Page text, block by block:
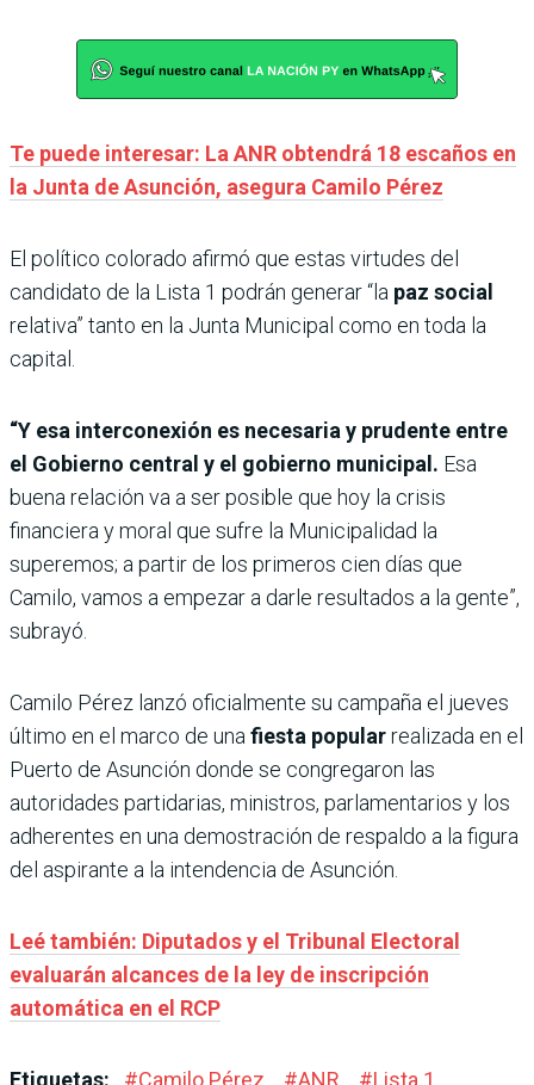
Te puede interesar: La ANR obtendrá 18 escaños en
la Junta de Asunción, asegura Camilo Pérez
El político colorado afirmó que estas virtudes del
candidato de la Lista 1 podrán generar “la paz social
relativa” tanto en la Junta Municipal como en toda la
capital.
“Y esa interconexión es necesaria y prudente entre
el Gobierno central y el gobierno municipal. Esa
buena relación va a ser posible que hoy la crisis
financiera y moral que sufre la Municipalidad la
superemos; a partir de los primeros cien días que
Camilo, vamos a empezar a darle resultados a la gente”,
subrayó.
Camilo Pérez lanzó oficialmente su campaña el jueves
último en el marco de una fiesta popularrealizada en el
Puerto de Asunción donde se congregaron las
autoridades partidarias, ministros, parlamentarios y los
adherentes en una demostración de respaldo a la figura
del aspirante a la intendencia de Asunción.
Leé también: Diputados y el Tribunal Electoral
evaluarán alcances de la ley de inscripción
automática en el RCP
Etiquetas: #Camilo Pérez #ANR #Lista 1